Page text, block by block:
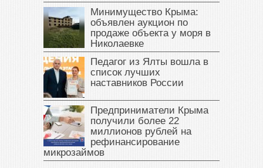
Минимущество Крыма:
объявлен аукцион по
продаже объекта у моря в
Николаевке
Педагог из Ялты вошла в
список лучших
наставников России
Предприниматели Крыма
получили более 22
миллионов рублей на
рефинансирование
микрозаймов